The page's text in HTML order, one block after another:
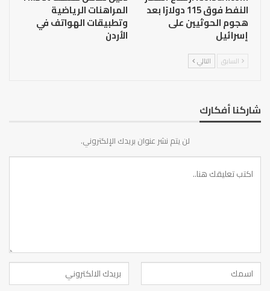
النفط فوق 115 دولارًا بعد
هجوم الحوثيين على
إسرائيل
المراهنات الرياضية
وتطبيقات الهواتف في
الأردن
السابق التالي
شاركنا أفكارك
لن يتم نشر عنوان بريدك الإلكتروني.